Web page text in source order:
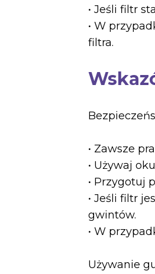
• Jeśli filtr
• W
filtra.
• Zawsze
• Używaj
• Przygotuj
• Jeśli filtr
gwintów.
• W
Używanie